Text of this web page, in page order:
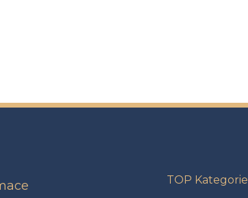
TOP Kategorie